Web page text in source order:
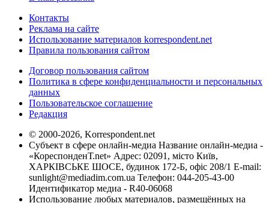
Контакты
Реклама на сайте
Использование материалов korrespondent.net
Правила пользования сайтом
Договор пользования сайтом
Политика в сфере конфиденциальности и персональных
данных
Пользовательское соглашение
Редакция
© 2000-2026, Korrespondent.net
Субъект в сфере онлайн-медиа Название онлайн-медиа -
«КореспонденТ.net» Адрес: 02091, місто Київ,
ХАРКІВСЬКЕ ШОСЕ, будинок 172-Б, офіс 208/1 E-mail:
sunlight@mediadim.com.ua Телефон: 044-205-43-00
Идентификатор медиа - R40-06068
Использование любых материалов, размещённых на